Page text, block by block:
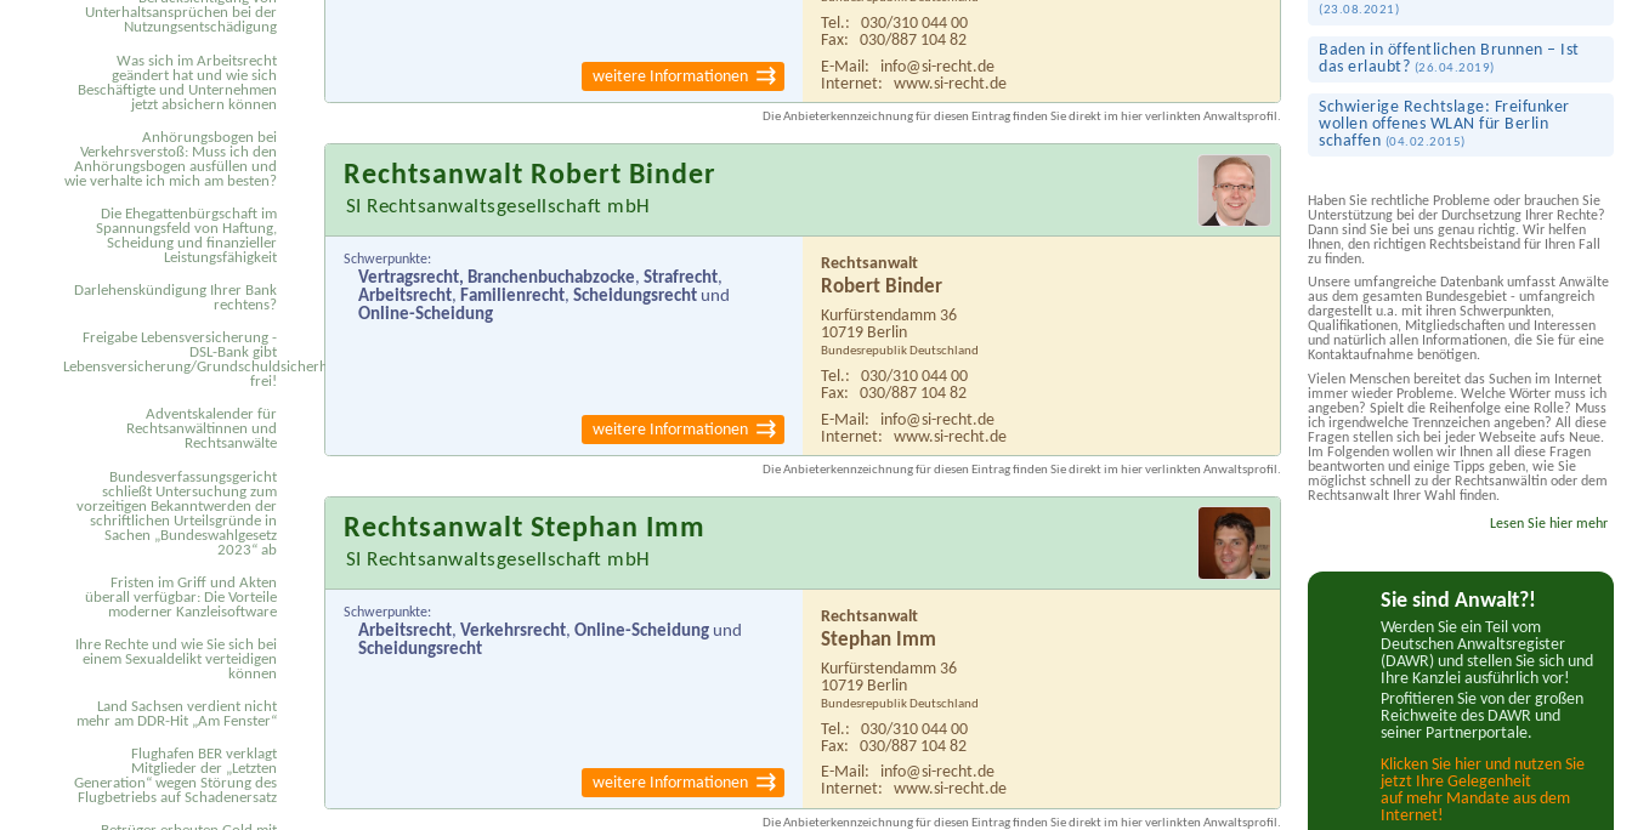
Tel.:
030/310 044 00
Fax:
030/887 104 82
E-Mail:
info@si-recht.de
Internet:
www.si-recht.de
weitere Informationen
Die Anbieterkennzeichnung für diesen Eintrag finden Sie direkt im hier verlinkten Anwaltsprofil.
Rechtsanwalt Robert Binder
SI Rechtsanwaltsgesellschaft mbH
Rechtsanwalt
Robert Binder
Kurfürstendamm 36
10719 Berlin
Bundesrepublik Deutschland
Tel.:
030/310 044 00
Fax:
030/887 104 82
E-Mail:
info@si-recht.de
Internet:
www.si-recht.de
Schwerpunkte:
Vertragsrecht, Branchenbuchabzocke,Strafrecht,
Arbeitsrecht,Familienrecht,Scheidungsrecht und
Online-Scheidung
weitere Informationen
Die Anbieterkennzeichnung für diesen Eintrag finden Sie direkt im hier verlinkten Anwaltsprofil.
Rechtsanwalt Stephan Imm
SI Rechtsanwaltsgesellschaft mbH
Rechtsanwalt
Stephan Imm
Kurfürstendamm 36
10719 Berlin
Bundesrepublik Deutschland
Tel.:
030/310 044 00
Fax:
030/887 104 82
E-Mail:
info@si-recht.de
Internet:
www.si-recht.de
Schwerpunkte:
Arbeitsrecht,Verkehrsrecht,Online-Scheidung und
Scheidungsrecht
weitere Informationen
Die Anbieterkennzeichnung für diesen Eintrag finden Sie direkt im hier verlinkten Anwaltsprofil.
(23.08.2021)
Baden in öffentlichen Brunnen – Ist
das erlaubt? (26.04.2019)
Schwierige Rechtslage: Freifunker
wollen offenes WLAN für Berlin
schaffen (04.02.2015)
Haben Sie rechtliche Probleme oder brauchen Sie
Unterstützung bei der Durchsetzung Ihrer Rechte?
Dann sind Sie bei uns genau richtig. Wir helfen
Ihnen, den richtigen Rechtsbeistand für Ihren Fall
zu finden.
Unsere umfangreiche Datenbank umfasst Anwälte
aus dem gesamten Bundesgebiet - umfangreich
dargestellt u.a. mit ihren Schwerpunkten,
Qualifikationen, Mitgliedschaften und Interessen
und natürlich allen Informationen, die Sie für eine
Kontaktaufnahme benötigen.
Vielen Menschen bereitet das Suchen im Internet
immer wieder Probleme. Welche Wörter muss ich
angeben? Spielt die Reihenfolge eine Rolle? Muss
ich irgendwelche Trennzeichen angeben? All diese
Fragen stellen sich bei jeder Webseite aufs Neue.
Im Folgenden wollen wir Ihnen all diese Fragen
beantworten und einige Tipps geben, wie Sie
möglichst schnell zu der Rechtsanwältin oder dem
Rechtsanwalt Ihrer Wahl finden.
Lesen Sie hier mehr
Sie sind Anwalt?!
Werden Sie ein Teil vom
Deutschen Anwaltsregister
(DAWR) und stellen Sie sich und
Ihre Kanzlei ausführlich vor!
Profitieren Sie von der großen
Reichweite des DAWR und
seiner Partnerportale.
Klicken Sie hier und nutzen Sie
jetzt Ihre Gelegenheit
auf mehr Mandate aus dem
Internet!
Unterhaltsansprüchen bei der
Nutzungsentschädigung
Was sich im Arbeitsrecht
geändert hat und wie sich
Beschäftigte und Unternehmen
jetzt absichern können
Anhörungsbogen bei
Verkehrsverstoß: Muss ich den
Anhörungsbogen ausfüllen und
wie verhalte ich mich am besten?
Die Ehegattenbürgschaft im
Spannungsfeld von Haftung,
Scheidung und finanzieller
Leistungsfähigkeit
Darlehenskündigung Ihrer Bank
rechtens?
Freigabe Lebensversicherung -
DSL-Bank gibt
Lebensversicherung/Grundschuldsicherheit
frei!
Adventskalender für
Rechtsanwältinnen und
Rechtsanwälte
Bundesverfassungsgericht
schließt Untersuchung zum
vorzeitigen Bekanntwerden der
schriftlichen Urteilsgründe in
Sachen „Bundeswahlgesetz
2023“ ab
Fristen im Griff und Akten
überall verfügbar: Die Vorteile
moderner Kanzleisoftware
Ihre Rechte und wie Sie sich bei
einem Sexual­delikt verteidigen
können
Land Sachsen verdient nicht
mehr am DDR-Hit „Am Fenster“
Flughafen BER verklagt
Mitglieder der „Letzten
Generation“ wegen Störung des
Flugbetriebs auf Schadenersatz